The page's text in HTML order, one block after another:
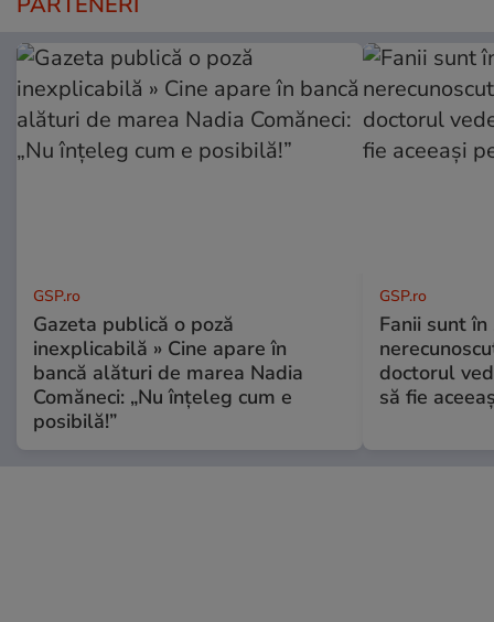
GSP.ro
Gazeta publică o poză
inexplicabilă » Cine apare în
bancă alături de marea Nadia
Comăneci: „Nu înțeleg cum e
posibilă!”
GSP.ro
Fanii sunt în
doctorul
să fie